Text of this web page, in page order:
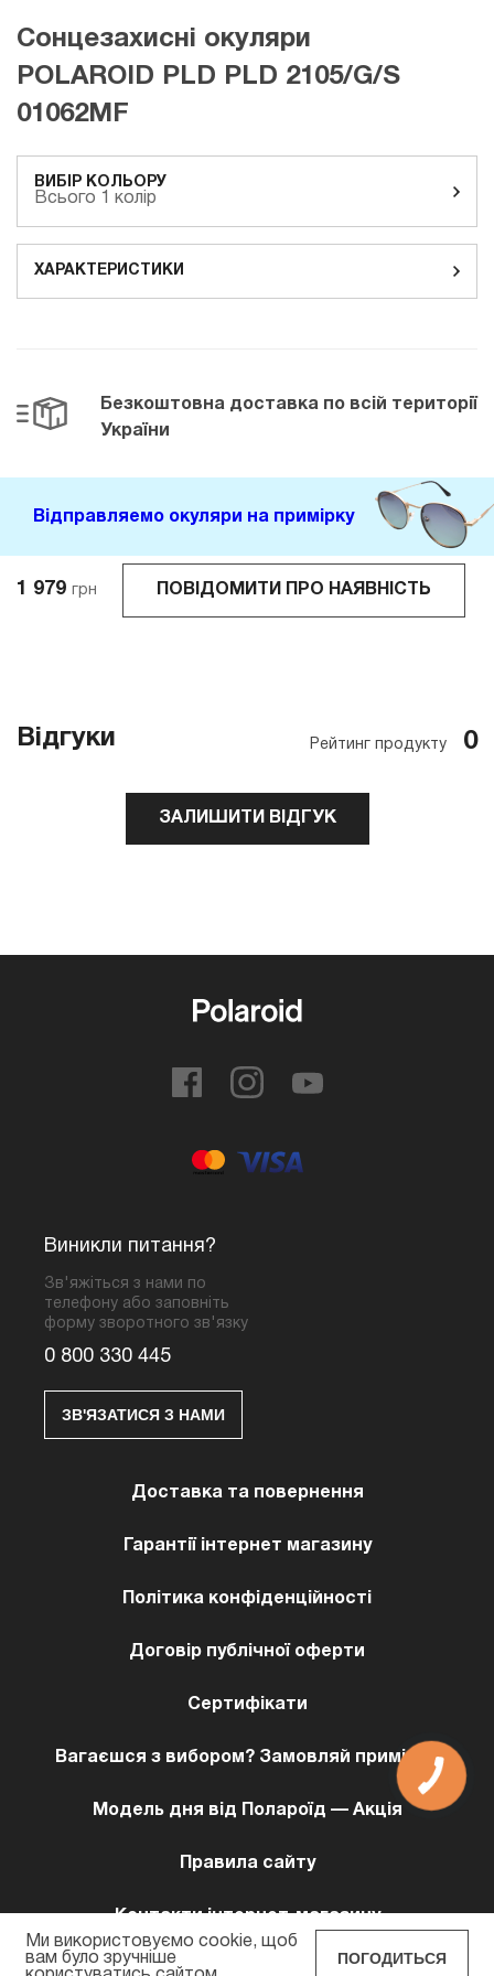
Сонцезахисні окуляри
POLAROID PLD PLD 2105/G/S
01062MF
ВИБІР КОЛЬОРУ
Всього 1 колір
ХАРАКТЕРИСТИКИ
1 979 грн ПОВІДОМИТИ ПРО НАЯВНІСТЬ
Безкоштовна доставка по всій території
України
Відправляемо окуляри на примірку
Відгуки Рейтинг продукту 0
ЗАЛИШИТИ ВІДГУК
Виникли питання?
Зв'яжіться з нами по
телефону або заповніть
форму зворотного зв'язку
0 800 330 445
ЗВ'ЯЗАТИСЯ З НАМИ
Доставка та повернення
Гарантії інтернет магазину
Політика конфіденційності
Договір публічної оферти
Сертифікати
Вагаєшся з вибором? Замовляй примірку!
Модель дня від Полароїд — Акція
Правила сайту
Контакти інтернет-магазину
Ми використовуємо cookie, щоб
вам було зручніше
ПОГОДИТЬСЯ
КНОПКА
ЗВ'ЯЗКУ